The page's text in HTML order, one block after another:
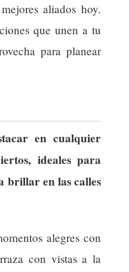
aliados hoy.
que unen a tu
para planear
en cualquier
ideales para
brillar en las calles
alegres con
con vistas a la